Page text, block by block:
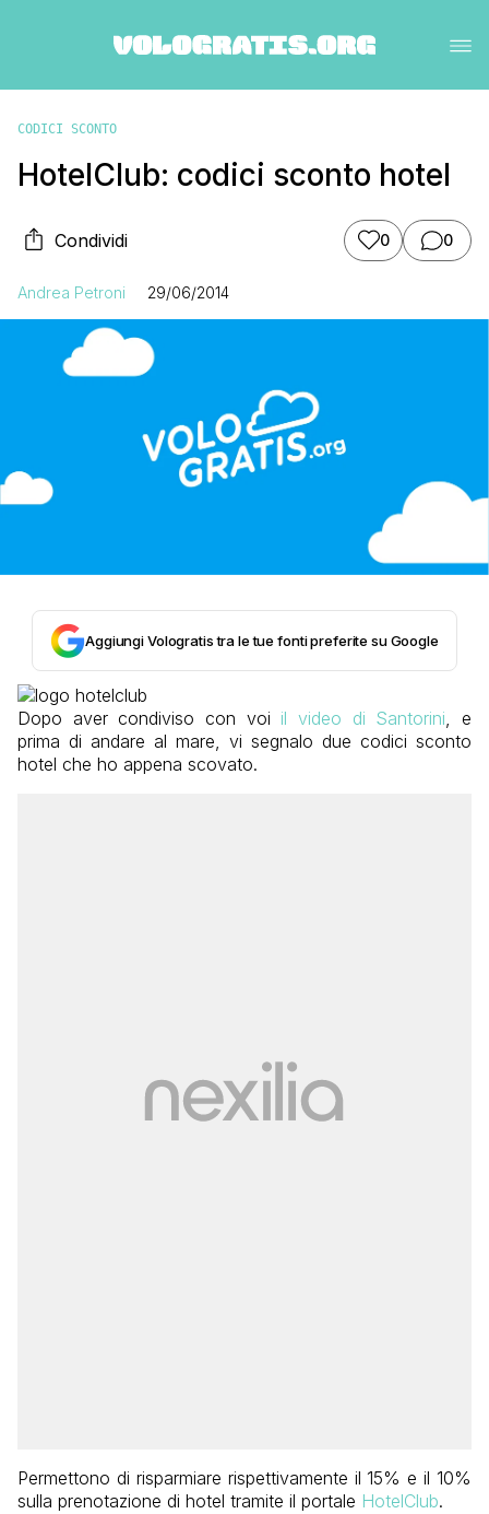
CODICI SCONTO
HotelClub: codici sconto hotel
Condividi 0 0
Andrea Petroni 29/06/2014
Aggiungi Vologratis tra le tue fonti preferite su Google
Dopo aver condiviso con voi il video di Santorini, e
prima di andare al mare, vi segnalo due codici sconto
hotel che ho appena scovato.
Permettono di risparmiare rispettivamente il 15% e il 10%
sulla prenotazione di hotel tramite il portale HotelClub.